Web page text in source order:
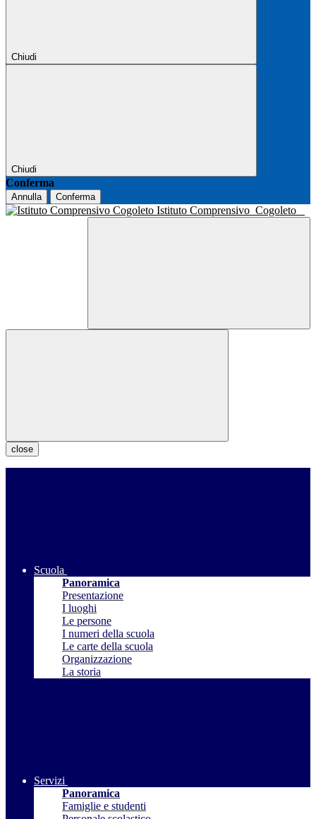
Chiudi
Chiudi
Conferma
Annulla Conferma
Istituto Comprensivo Cogoleto
close
Scuola
Panoramica
Presentazione
I luoghi
Le persone
I numeri della scuola
Le carte della scuola
Organizzazione
La storia
Servizi
Panoramica
Famiglie e studenti